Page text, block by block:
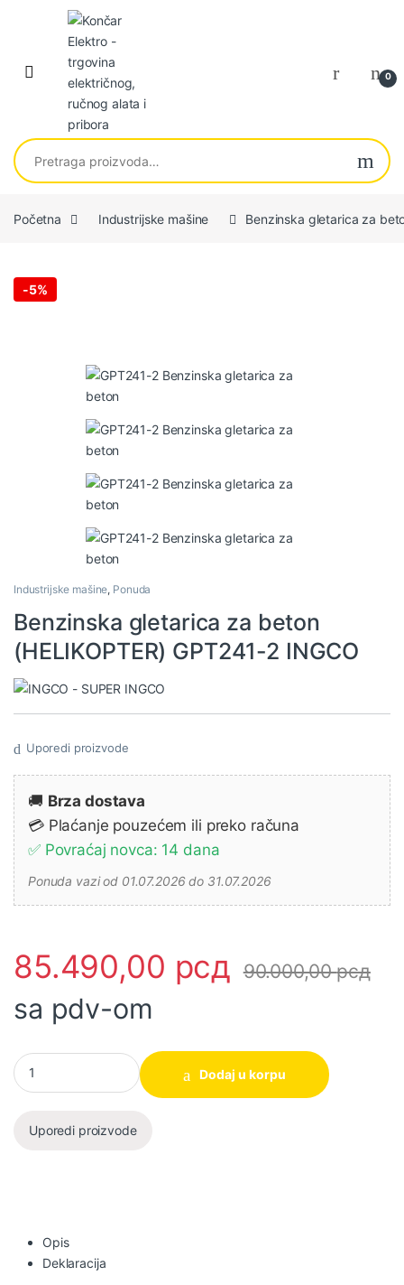
Skip to navigation
Skip to content
0
Pretraga za:
Početna Industrijske mašine Benzinska gletarica za
-5%
Industrijske mašine, Ponuda
Benzinska gletarica za beton
(HELIKOPTER) GPT241-2 INGCO
Uporedi proizvode
🚚 Brza dostava
💳 Plaćanje pouzećem ili preko računa
✅ Povraćaj novca: 14 dana
Ponuda vazi od 01.07.2026 do 31.07.2026
85.490,00 рсд 90.000,00рсд
sa pdv-om
Benzinska gletarica za beton (HELIKOPTER) GPT241-2 INGCO
Dodaj u korpu
Uporedi proizvode
Opis
Deklaracija